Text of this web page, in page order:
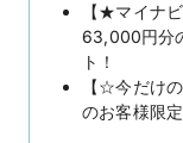
【★マイナ
63,000円分
ト！
【☆今だけ
のお客様限